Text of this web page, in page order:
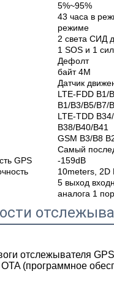
5%~95%
43 часа в
режиме
2 света СИД
1 SOS и 1
Дефолт
байт 4M
Датчик
LTE-FDD B1/
B1/B3/B5/B7/
LTE-TDD
B38/B40/B41
GSM B3/B8
Самый
GPS
-159dB
10meters, 2D
5 выход
аналога 1
отслежывателя
(программное